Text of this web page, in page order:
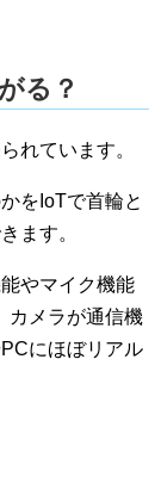
る？
れています。
をIoTで首輪と
ます。
やマイク機能
カメラが通信機
にほぼリアル